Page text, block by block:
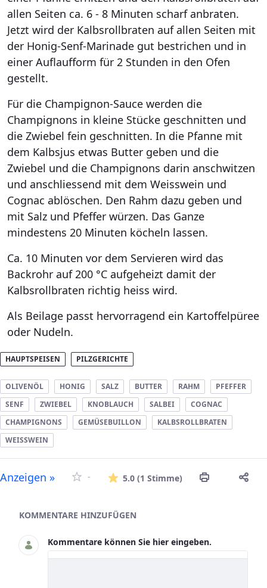
allen Seiten ca. 6 - 8 Minuten scharf anbraten.
Jetzt wird der Kalbsrollbraten auf allen Seiten mit
der Honig-Senf-Marinade gut bestrichen und in
einer Auflaufform für 2 Stunden in den Ofen
gestellt.
Für die Champignon-Sauce werden die
Champignons in kleine Stücke geschnitten und
die Zwiebel fein geschnitten. In die Pfanne mit
dem Kalbsjus etwas Butter geben und die
Zwiebel und die Champignons darin anschwitzen
und anschliessend mit dem Weisswein und
Cognac ablöschen. Den Rahm dazu geben und
mit Salz und Pfeffer würzen. Das Ganze
mindestens 20 Minuten köcheln lassen.
Ca. 10 Minuten vor dem Servieren wird das
Backrohr auf 200 °C aufgeheizt damit der
Kalbsrollbraten richtig heiss wird.
Als Beilage passt hervorragend ein Kartoffelpüree
oder Nudeln.
HAUPTSPEISEN PILZGERICHTE
OLIVENÖL HONIG SALZ BUTTER RAHM
PFEFFER
SENF
ZWIEBEL KNOBLAUCH SALBEI
COGNAC
CHAMPIGNONS
GEMÜSEBUILLON
KALBSROLLBRATEN
WEISSWEIN
Anzeigen » - 5.0 (1 Stimme) Die
Asset-Herausgeber
KOMMENTARE HINZUFÜGEN
Kommentare können Sie hier eingeben.